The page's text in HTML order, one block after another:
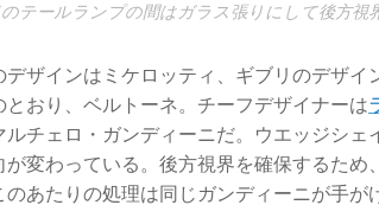
テールランプの間はガラス張りにして後方視
デザインはミケロッティ、ギブリのデザ
とおり、ベルトーネ。チーフデザイナーは
ルチェロ・ガンディーニだ。ウエッジシ
が変わっている。後方視界を確保するた
のあたりの処理は同じガンディーニが手が